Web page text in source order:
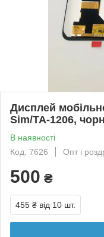
Дисплей
Sim/TA-1206,
В наявності
Код: 7626
Опт і
500 ₴
455 ₴ від 10 шт.